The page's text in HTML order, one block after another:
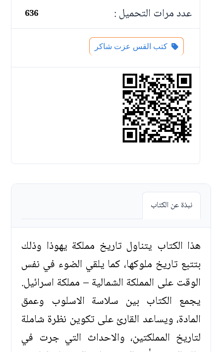
عدد مرات التحميل : 636
كتب القس عزت شاكر
نبذة عن الكتاب
هذا الكتاب يتناول تاريخ مملكة يهوذا وذلك
بتتبع تاريخ ملوكها، كما يلقي الضوء في نفس
الوقت على المملكة الشمالية – مملكة اسرائيل.
يجمع الكتاب بين سلاسة الاسلوب وعمق
المادة، ويساعد القارئ على تكوين نظرة شاملة
لتاريخ المملكتين، والاحداث التي جرت في